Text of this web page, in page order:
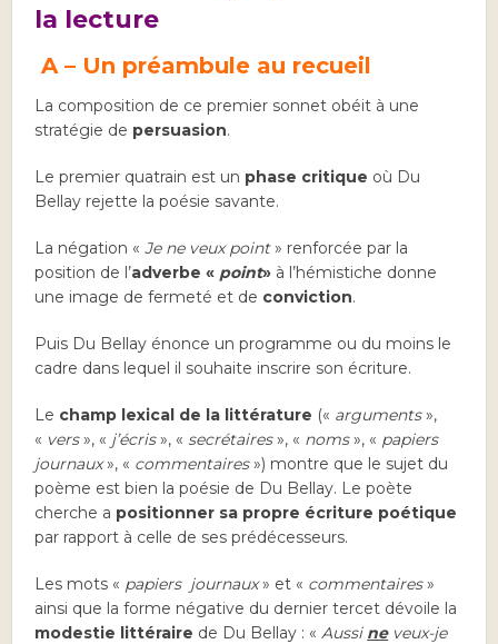
la lecture
A – Un préambule au recueil
La composition de ce premier sonnet obéit à une
stratégie de persuasion.
Le premier quatrain est un phase critique où Du
Bellay rejette la poésie savante.
La négation «Je ne veux point» renforcée par la
position de l’adverbe « point» à l’hémistiche donne
une image de fermeté et de conviction.
Puis Du Bellay énonce un programme ou du moins le
cadre dans lequel il souhaite inscrire son écriture.
Le champ lexical de la littérature (« arguments»,
« vers», « j’écris», « secrétaires», « noms», « papiers
journaux», « commentaires») montre que le sujet du
poème est bien la poésie de Du Bellay. Le poète
cherche a positionner sa propre écriture poétique
par rapport à celle de ses prédécesseurs.
Les mots « papiers journaux» et « commentaires»
ainsi que la forme négative du dernier tercet dévoile la
modestie littéraire de Du Bellay : «Aussi neveux-je